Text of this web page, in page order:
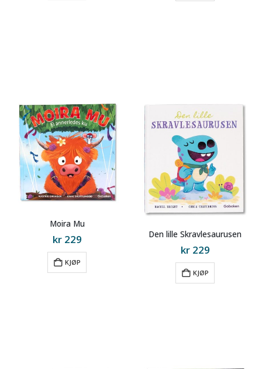
Moira Mu
kr229
KJØP
Den lille Skravlesaurusen
kr229
KJØP